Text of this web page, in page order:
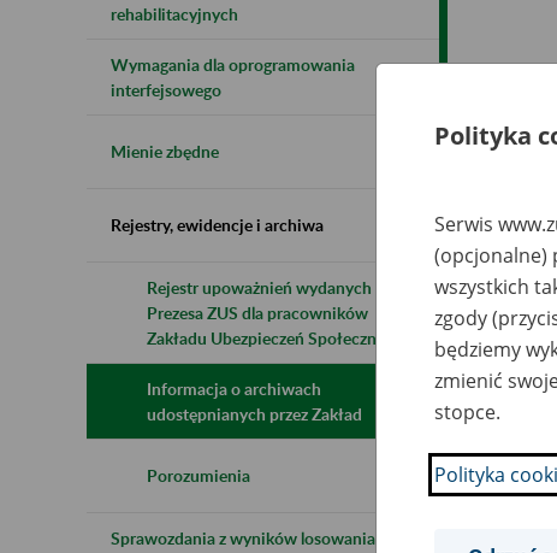
rehabilitacyjnych
Wymagania dla oprogramowania
interfejsowego
Mienie zbędne
Rejestry, ewidencje i archiwa
Rejestr upoważnień wydanych przez
Prezesa ZUS dla pracowników
Zakładu Ubezpieczeń Społecznych
Informacja o archiwach
udostępnianych przez Zakład
Porozumienia
Sprawozdania z wyników losowania do
Polityka
Serwis
(opcjonalne)
wszystkich
zgody
będziemy
zmienić
stopce.
Polityka